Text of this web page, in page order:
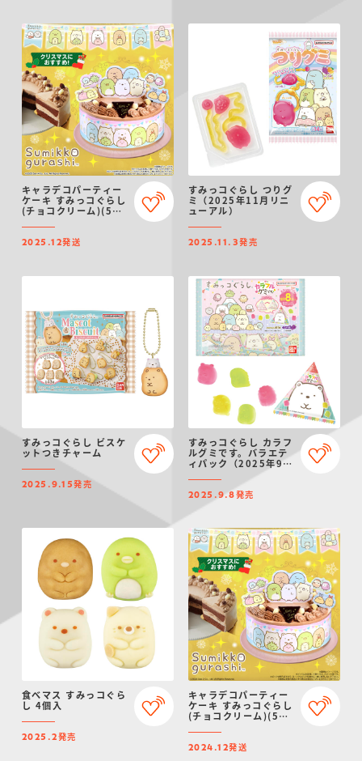
キャラデコパーティー
ケーキ すみっコぐらし
(チョコクリーム)(5号
発送・クリスマス予
約】
2025.12発送
すみっコぐらし つりグ
ミ（2025年11月リニ
ューアル）
2025.11.3発売
すみっコぐらし ビスケ
ットつきチャーム
2025.9.15発売
すみっコぐらし カラフ
ルグミです。バラエテ
ィパック（2025年9月
2025.9.8発売
食べマス すみっコぐら
し 4個入
2025.2発売
キャラデコパーティー
ケーキ すみっコぐらし
(チョコクリーム)(5号
発送・クリスマス予
約】
2024.12発送